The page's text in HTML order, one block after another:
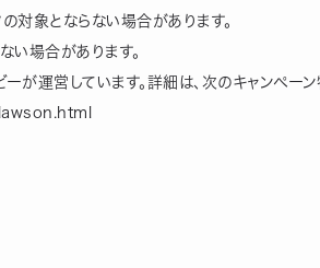
対象とならない場合があります。
い場合があります。
が運営しています。詳細は、次のキャンペー